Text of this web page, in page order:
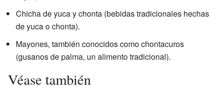
Chicha de yuca y chonta (bebidas tradicionales hechas
de yuca o chonta).
Mayones, también conocidos como chontacuros
(gusanos de palma, un alimento tradicional).
Véase también